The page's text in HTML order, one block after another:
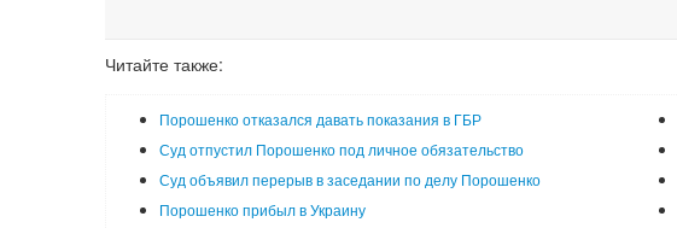
Читайте также:
Порошенко отказался давать показания в ГБР
Суд отпустил Порошенко под личное обязательство
Суд объявил перерыв в заседании по делу Порошенко
Порошенко прибыл в Украину